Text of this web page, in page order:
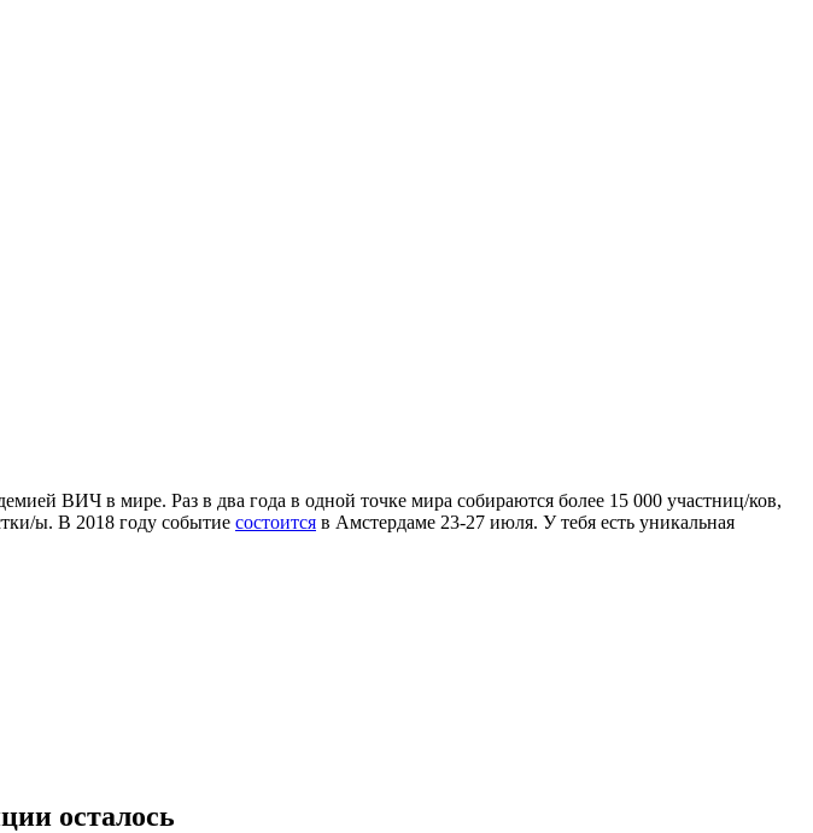
ВИЧ в мире. Раз в два года в одной точке мира собираются более 15 000 участниц/ков,
ы. В 2018 году событие состоится в Амстердаме 23-27 июля. У тебя есть уникальная
осталось